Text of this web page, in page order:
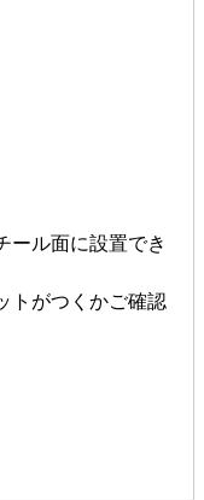
ール面に設置でき
トがつくかご確認